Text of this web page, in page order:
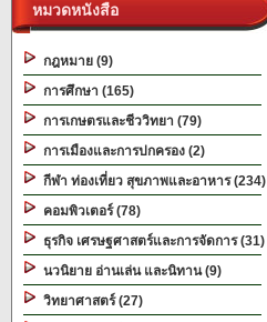
หมวดหนังสือ
กฎหมาย (9)
การศึกษา (165)
การเกษตรและชีววิทยา (79)
การเมืองและการปกครอง (2)
กีฬา ท่องเที่ยว สุขภาพและอาหาร (234)
คอมพิวเตอร์ (78)
ธุรกิจ เศรษฐศาสตร์และการจัดการ (31)
นวนิยาย อ่านเล่น และนิทาน (9)
วิทยาศาสตร์ (27)